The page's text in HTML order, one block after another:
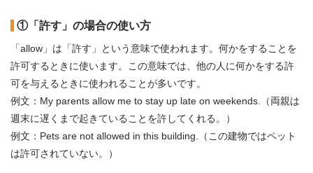
①「許す」の場合の使い方
「allow」は「許す」という意味で使われます。何かをすることを
許可するときに使います。この意味では、他の人に何かをする許
可を与えるときに使われることが多いです。
例文：My parents allow me to stay up late on weekends.（両親は
週末に遅くまで起きていることを許してくれる。）
例文：Pets are not allowed in this building.（この建物ではペット
は許可されていない。）